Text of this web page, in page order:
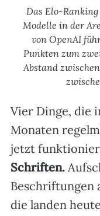
Das Elo-
Modelle in der
von OpenAI
Punkten zum
Abstand
Vier Dinge, die
Monaten
jetzt
Schriften.
Beschriftungen
die landen